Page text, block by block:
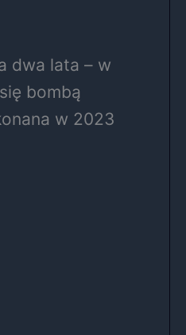
dwa lata – w
bombą
w 2023